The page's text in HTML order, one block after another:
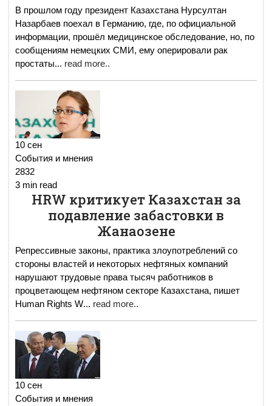
В прошлом году президент Казахстана Нурсултан
Назарбаев поехал в Германию, где, по официальной
информации, прошёл медицинское обследование, но, по
сообщениям немецких СМИ, ему оперировали рак
простаты... read more..
10 сен
События и мнения
2832
3 min read
HRW критикует Казахстан за
подавление забастовки в
Жанаозене
Репрессивные законы, практика злоупотреблений со
стороны властей и некоторых нефтяных компаний
нарушают трудовые права тысяч работников в
процветающем нефтяном секторе Казахстана, пишет
Human Rights W... read more..
10 сен
События и мнения